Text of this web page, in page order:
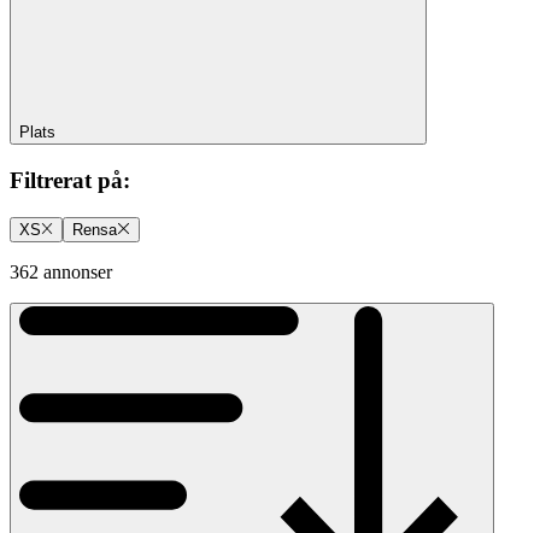
Plats
Filtrerat på:
XS Rensa
362 annonser